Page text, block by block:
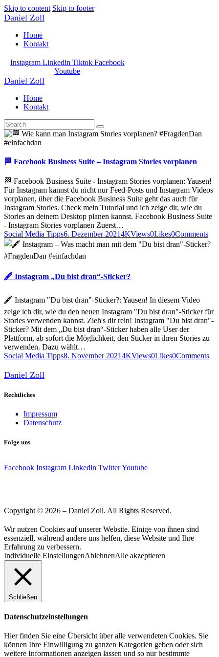
Skip to content Skip to footer
Daniel Zoll
Home
Kontakt
Instagram Linkedin Tiktok Facebook
Youtube
Daniel Zoll
Home
Kontakt
🏁 Facebook Business Suite – Instagram Stories vorplanen
🏁 Facebook Business Suite - Instagram Stories vorplanen: Yausen!
Für Instagram kannst du nicht nur Feed-Posts und Instagram Videos
vorplanen, über die Facebook Business Suite geht das auch für
Instagram Stories. Check mein Tutorial und ich zeige dir, wie du
Stories an deinem Desktop planen kannst. Facebook Business Suite
- Instagram Stories vorplanen Zuerst…
Social Media Tipps6. Dezember 20214KViews0Likes0Comments
🖋 Instagram „Du bist dran“-Sticker?
🖋 Instagram "Du bist dran"-Sticker?: Yausen! In diesem Video
zeige ich dir, wie du den neuen Instagram "Du bist dran"-Sticker für
Stories verwenden kannst. Zieh's dir rein! Instagram "Du bist dran"-
Sticker? Mit dem „Du bist dran“-Sticker haben alle User der
Plattform, ab sofort die Möglichkeit, den Sticker in ihren Stories zu
verwenden. Dazu wählt…
Social Media Tipps8. November 20214KViews0Likes0Comments
Daniel Zoll
Rechtliches
Impressum
Datenschutz
Folge uns
Facebook Instagram Linkedin TwitterYoutube
Copyright © 2026 – Daniel Zoll. All Rights Reserved.
Wir nutzen Cookies auf unserer Website. Einige von ihnen sind
essenziell, während andere uns helfen, diese Website und Ihre
Erfahrung zu verbessern.
Individuelle EinstellungenAblehnenAlle akzeptieren
Schließen
Datenschutzeinstellungen
Hier finden Sie eine Übersicht über alle verwendeten Cookies. Sie
können Ihre Einwilligung zu ganzen Kategorien geben oder sich
weitere Informationen anzeigen lassen und so nur bestimmte